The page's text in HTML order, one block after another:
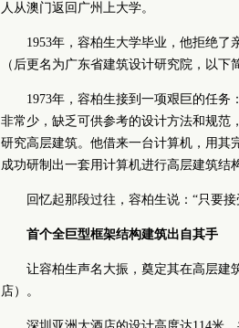
人从澳门返回广州上大学。
1953年，容柏生大学毕业，他拒绝了
（后更名为广东省建筑设计研究院，以下
1973年，容柏生接到一项艰巨的任
非常少，缺乏可供参考的设计方法和规范
研究高层建筑。他借来一台计算机，用其
成功研制出一套用计算机进行高层建筑结
回忆起那段过往，容柏生说：“只要
首个全巨型框架结构建筑出自其手
让容柏生声名大振，奠定其在高层建
店）。